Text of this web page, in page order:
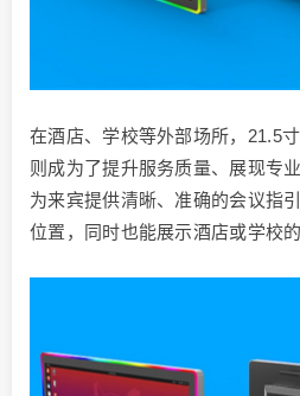
在酒店、学校等外部场所，21.5
则成为了提升服务质量、展现专
为来宾提供清晰、准确的会议指
位置，同时也能展示酒店或学校